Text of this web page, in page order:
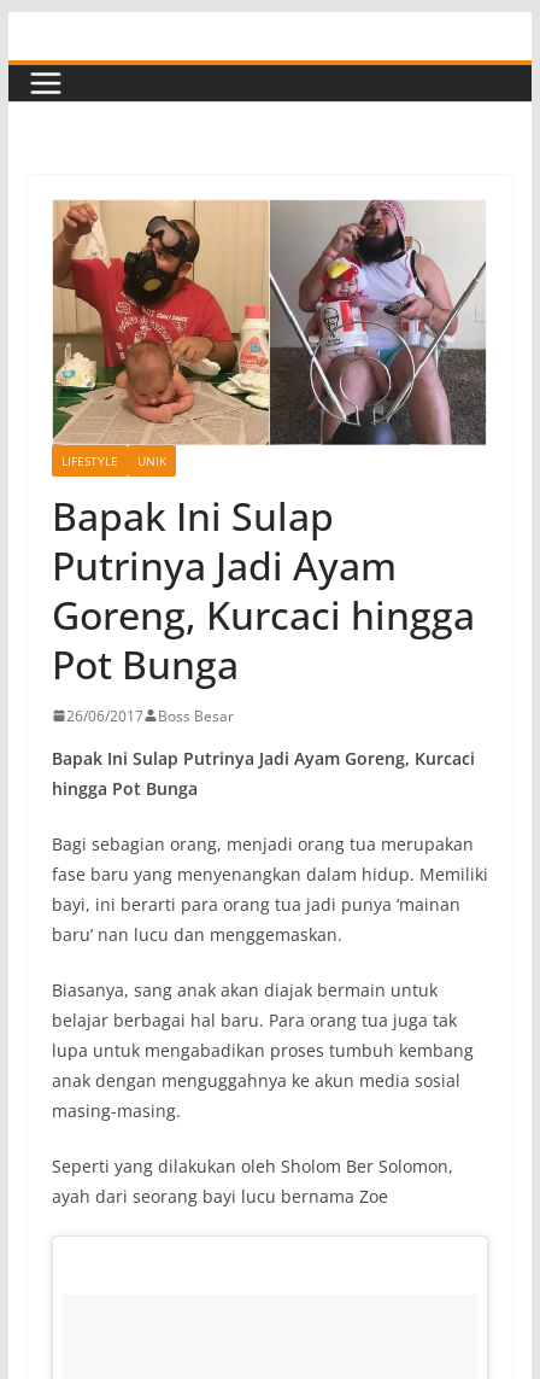
to
content
LIFESTYLE UNIK
Bapak Ini Sulap
Putrinya Jadi Ayam
Goreng, Kurcaci hingga
Pot Bunga
26/06/2017 Boss Besar
Bapak Ini Sulap Putrinya Jadi Ayam Goreng, Kurcaci
hingga Pot Bunga
Bagi sebagian orang, menjadi orang tua merupakan
fase baru yang menyenangkan dalam hidup. Memiliki
bayi, ini berarti para orang tua jadi punya ‘mainan
baru’ nan lucu dan menggemaskan.
Biasanya, sang anak akan diajak bermain untuk
belajar berbagai hal baru. Para orang tua juga tak
lupa untuk mengabadikan proses tumbuh kembang
anak dengan menguggahnya ke akun media sosial
masing-masing.
Seperti yang dilakukan oleh Sholom Ber Solomon,
ayah dari seorang bayi lucu bernama Zoe